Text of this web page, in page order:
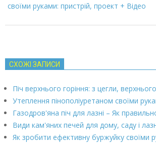
своїми руками: пристрій, проект + Відео
СХОЖІ ЗАПИСИ
Піч верхнього горіння: з цегли,
Утеплення пінополіуретаном своїми
Газодров'яна піч для лазні – Як
Види кам'яних печей для дому, саду і
Як зробити ефективну буржуйку своїми